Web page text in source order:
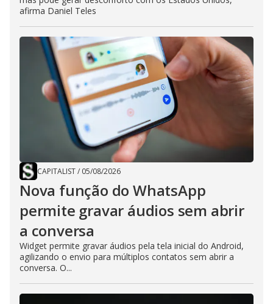
afirma Daniel Teles
CAPITALIST/ 05/08/2026
Nova função do WhatsApp
permite gravar áudios sem abrir
a conversa
Widget permite gravar áudios pela tela inicial do Android,
agilizando o envio para múltiplos contatos sem abrir a
conversa. O...